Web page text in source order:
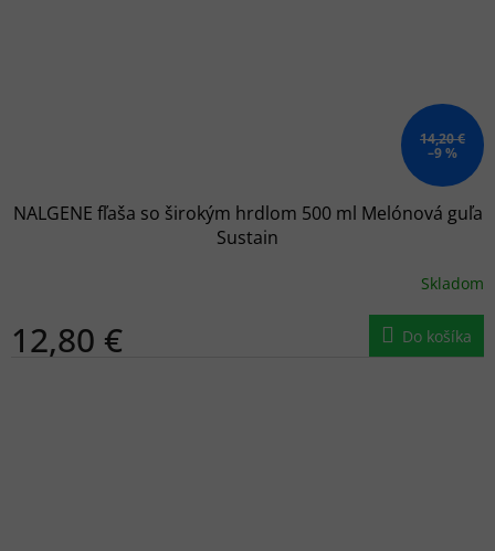
14,20 €
–9 %
NALGENE fľaša so širokým hrdlom 500 ml Melónová guľa
Sustain
Skladom
12,80 € Do košíka